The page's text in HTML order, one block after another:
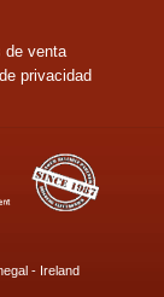
de venta
privacidad
- Ireland